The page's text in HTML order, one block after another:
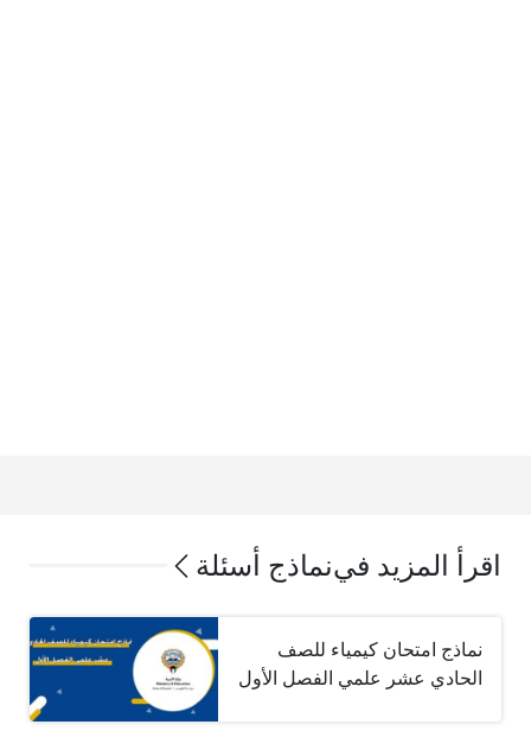
اقرأ المزيد فينماذج أسئلة
نماذج امتحان كيمياء للصف
الحادي عشر علمي الفصل الأول